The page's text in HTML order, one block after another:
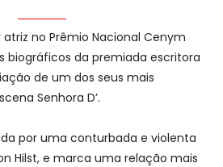
no Prêmio Nacional Cenym
biográficos da premiada escritora
de um dos seus mais
Senhora D’.
por uma conturbada e violenta
Hilst, e marca uma relação mais